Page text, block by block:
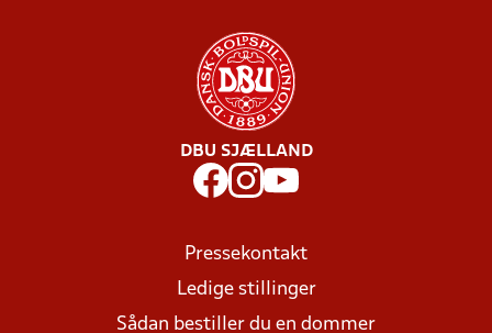
DBU SJÆLLAND
Pressekontakt
Ledige stillinger
Sådan bestiller du en dommer